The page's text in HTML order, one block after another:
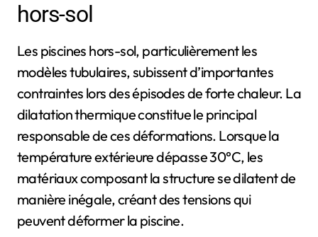
hors-sol
Les piscines hors-sol, particulièrement les
modèles tubulaires, subissent d’importantes
contraintes lors des épisodes de forte chaleur. La
dilatation thermique constitue le principal
responsable de ces déformations. Lorsque la
température extérieure dépasse 30°C, les
matériaux composant la structure se dilatent de
manière inégale, créant des tensions qui
peuvent déformer la piscine.